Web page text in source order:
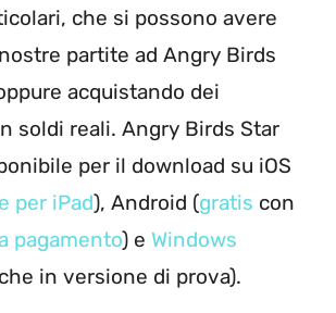
che si possono avere
partite ad Angry Birds
acquistando dei
soldi reali. Angry Birds Star
per il download su iOS
per iPad), Android (gratis con
pagamento) e Windows
in versione di prova).